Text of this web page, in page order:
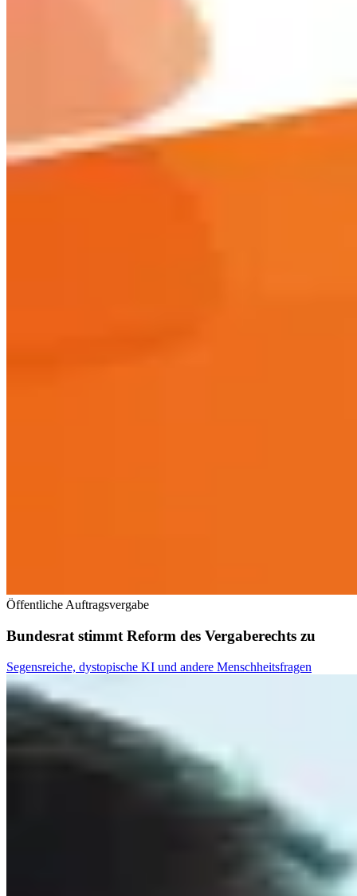
Öffentliche Auftragsvergabe
Bundesrat stimmt Reform des Vergaberechts zu
Segensreiche, dystopische KI und andere Menschheitsfragen